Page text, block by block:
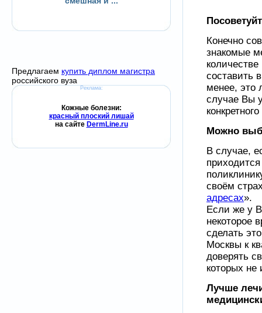
Предлагаем купить диплом магистра
российского вуза
Реклама:
Кожные болезни:
красный плоский лишай
на сайте DermLine.ru
Конечно
знакомые
составить
менее, это
случае Вы
Можно
В случае,
своём
адресах».
Если же у
некоторое
сделать
Москвы к
доверять
которых не
Лучше